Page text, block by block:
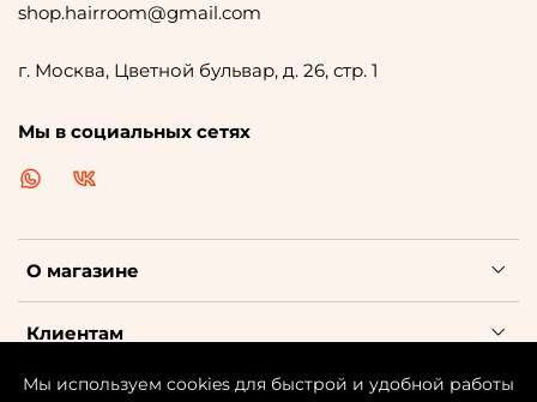
О магазине
Клиентам
Каталог косметики
shop.hairroom@gmail.com
г. Москва, Цветной бульвар, д. 26, стр. 1
Мы в социальных сетях
Мы используем cookies для быстрой и удобной работы